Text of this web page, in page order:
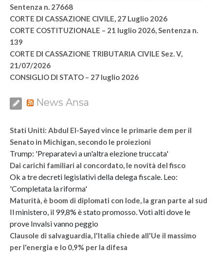
Sentenza n. 27668
CORTE DI CASSAZIONE CIVILE, 27 Luglio 2026
CORTE COSTITUZIONALE – 21 luglio 2026, Sentenza n.
139
CORTE DI CASSAZIONE TRIBUTARIA CIVILE Sez. V,
21/07/2026
CONSIGLIO DI STATO – 27 luglio 2026
News Ansa
Stati Uniti: Abdul El-Sayed vince le primarie dem per il
Senato in Michigan, secondo le proiezioni
Trump: 'Preparatevi a un'altra elezione truccata'
Dai carichi familiari al concordato, le novità del fisco
Ok a tre decreti legislativi della delega fiscale. Leo:
'Completata la riforma'
Maturità, è boom di diplomati con lode, la gran parte al sud
Il ministero, il 99,8% è stato promosso. Voti alti dove le
prove Invalsi vanno peggio
Clausole di salvaguardia, l'Italia chiede all'Ue il massimo
per l'energia e lo 0,9% per la difesa